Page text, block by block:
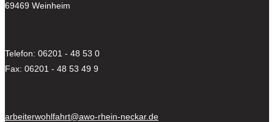
69469 Weinheim
Telefon: 06201 - 48 53 0
Fax: 06201 - 48 53 49 9
arbeiterwohlfahrt@awo-rhein-neckar.de